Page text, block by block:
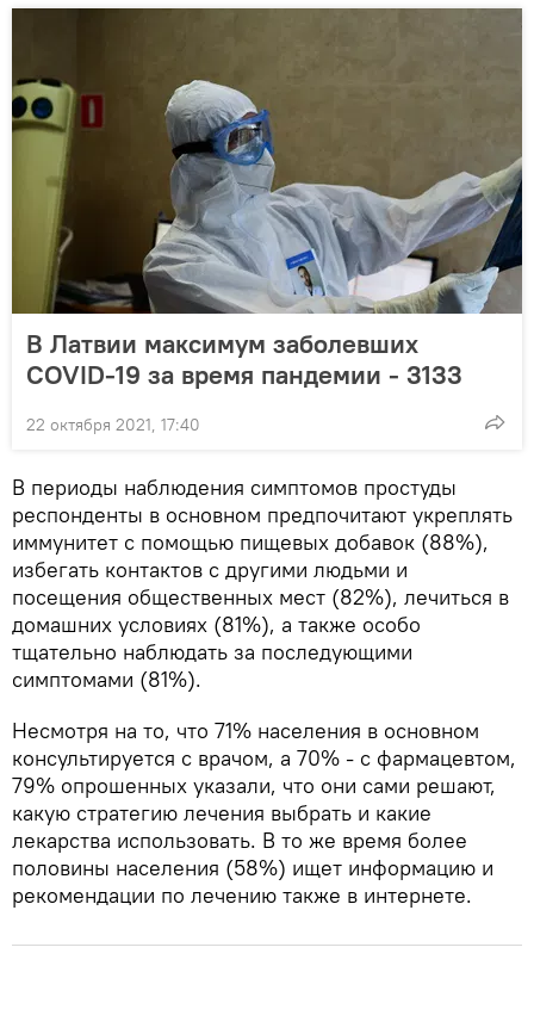
В Латвии максимум заболевших
COVID-19 за время пандемии - 3133
22 октября 2021, 17:40
В периоды наблюдения симптомов простуды
респонденты в основном предпочитают укреплять
иммунитет с помощью пищевых добавок (88%),
избегать контактов с другими людьми и
посещения общественных мест (82%), лечиться в
домашних условиях (81%), а также особо
тщательно наблюдать за последующими
симптомами (81%).
Несмотря на то, что 71% населения в основном
консультируется с врачом, а 70% - с фармацевтом,
79% опрошенных указали, что они сами решают,
какую стратегию лечения выбрать и какие
лекарства использовать. В то же время более
половины населения (58%) ищет информацию и
рекомендации по лечению также в интернете.